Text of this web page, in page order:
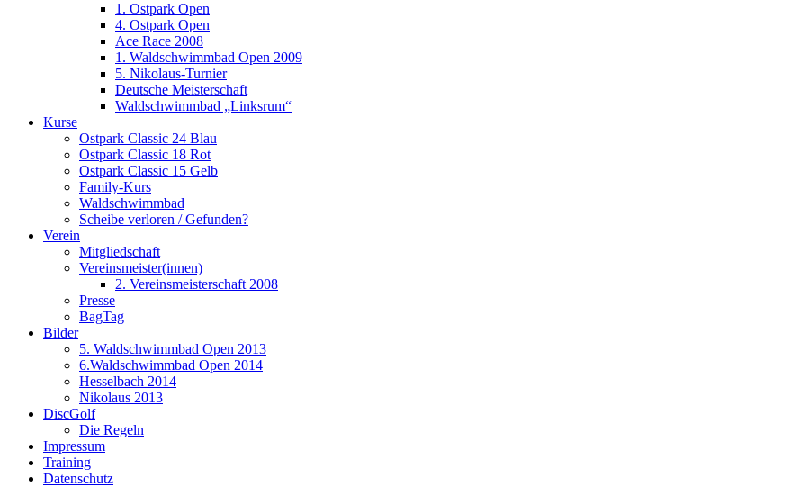
1. Ostpark Open
4. Ostpark Open
Ace Race 2008
1. Waldschwimmbad Open 2009
5. Nikolaus-Turnier
Deutsche Meisterschaft
Waldschwimmbad „Linksrum“
Kurse
Ostpark Classic 24 Blau
Ostpark Classic 18 Rot
Ostpark Classic 15 Gelb
Family-Kurs
Waldschwimmbad
Scheibe verloren / Gefunden?
Verein
Mitgliedschaft
Vereinsmeister(innen)
2. Vereinsmeisterschaft 2008
Presse
BagTag
Bilder
5. Waldschwimmbad Open 2013
6.Waldschwimmbad Open 2014
Hesselbach 2014
Nikolaus 2013
DiscGolf
Die Regeln
Impressum
Training
Datenschutz